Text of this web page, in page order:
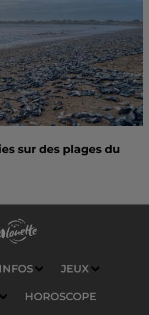
sur des plages du
INFOS JEUX
HOROSCOPE